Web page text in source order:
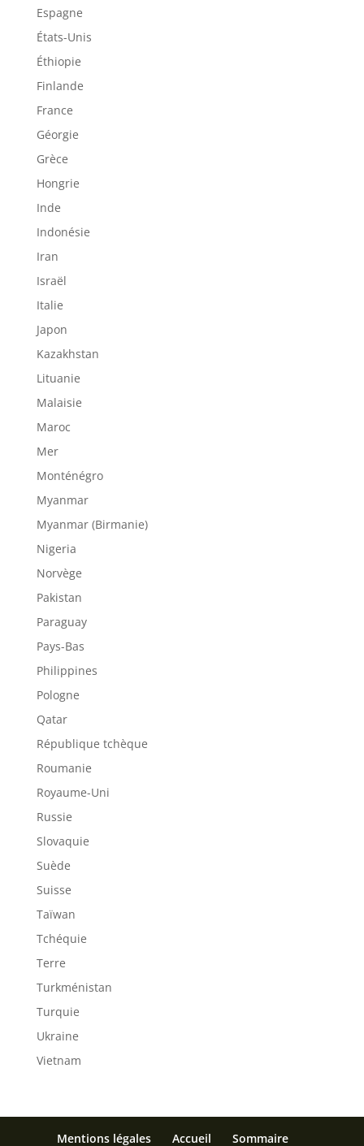
Espagne
États-Unis
Éthiopie
Finlande
France
Géorgie
Grèce
Hongrie
Inde
Indonésie
Iran
Israël
Italie
Japon
Kazakhstan
Lituanie
Malaisie
Maroc
Mer
Monténégro
Myanmar
Myanmar (Birmanie)
Nigeria
Norvège
Pakistan
Paraguay
Pays-Bas
Philippines
Pologne
Qatar
République tchèque
Roumanie
Royaume-Uni
Russie
Slovaquie
Suède
Suisse
Taïwan
Tchéquie
Terre
Turkménistan
Turquie
Ukraine
Vietnam
Mentions légales Accueil Sommaire